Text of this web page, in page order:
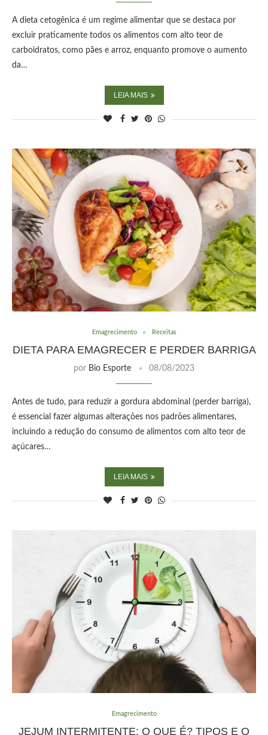
A dieta cetogênica é um regime alimentar que se destaca por
excluir praticamente todos os alimentos com alto teor de
carboidratos, como pães e arroz, enquanto promove o aumento
da…
LEIA MAIS
Emagrecimento Receitas
DIETA PARA EMAGRECER E PERDER BARRIGA
por Bio Esporte 08/08/2023
Antes de tudo, para reduzir a gordura abdominal (perder barriga),
é essencial fazer algumas alterações nos padrões alimentares,
incluindo a redução do consumo de alimentos com alto teor de
açúcares…
LEIA MAIS
Emagrecimento
JEJUM INTERMITENTE: O QUE É? TIPOS E O